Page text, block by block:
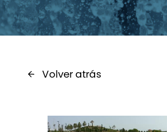
Volver atrás